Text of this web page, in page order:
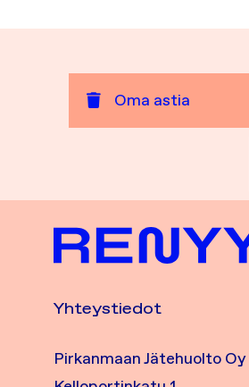
Oma astia
Yhteystiedot
Pirkanmaan Jätehuolto Oy